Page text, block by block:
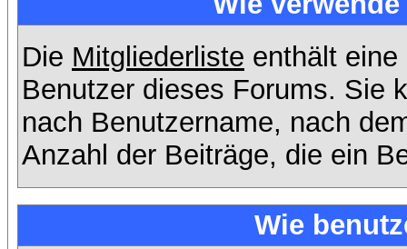
Die Mitgliederliste enthält
Benutzer dieses Forums. Sie
nach Benutzername, nach
Anzahl der Beiträge, die ein
Wie